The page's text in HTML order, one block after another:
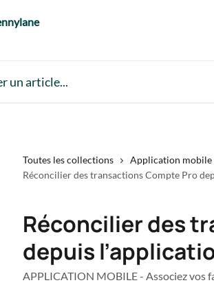
Toutes les collections Application mobile
Réconcilier des transactions Compte Pro
Réconcilier des
depuis
APPLICATION MOBILE - Associez vos